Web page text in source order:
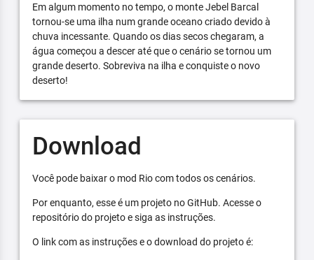
Em algum momento no tempo, o monte Jebel Barcal
tornou-se uma ilha num grande oceano criado devido à
chuva incessante. Quando os dias secos chegaram, a
água começou a descer até que o cenário se tornou um
grande deserto. Sobreviva na ilha e conquiste o novo
deserto!
Download
Você pode baixar o mod Rio com todos os cenários.
Por enquanto, esse é um projeto no GitHub. Acesse o
repositório do projeto e siga as instruções.
O link com as instruções e o download do projeto é: